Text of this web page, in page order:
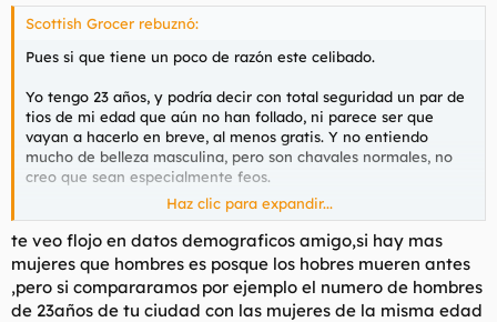
Scottish Grocer rebuznó:
Pues si que tiene un poco de razón este celibado.
Yo tengo 23 años, y podría decir con total seguridad un par de
tios de mi edad que aún no han follado, ni parece ser que
vayan a hacerlo en breve, al menos gratis. Y no entiendo
mucho de belleza masculina, pero son chavales normales, no
creo que sean especialmente feos.
En cambio, las tias de mi edad, todas han follado ya todo lo
que han querido. Yo me quedo alucinado, si alguna noche
salgo con mi novia y sus amigos, que a una chavala de la
panda que es fea con cojones no la deja de entrar siempre
algún borrachín, o algún chaval desesperado.
Haz clic para expandir...
te veo flojo en datos demograficos amigo,si hay mas
mujeres que hombres es posque los hobres mueren antes
,pero si compararamos por ejemplo el numero de hombres
de 23años de tu ciudad con las mujeres de la misma edad